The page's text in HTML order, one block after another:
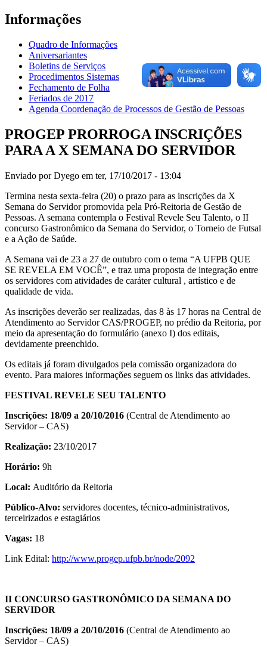
Informações
Quadro de Informações
Aniversariantes
Boletins de Serviços
Procedimentos Sistemas
Fechamento de Folha
Feriados de 2017
Agenda Coordenação de Processos de Gestão de Pessoas
PROGEP PRORROGA INSCRIÇÕES
PARA A X SEMANA DO SERVIDOR
Enviado porDyego em ter, 17/10/2017 - 13:04
Termina nesta sexta-feira (20) o prazo para as inscrições da X
Semana do Servidor promovida pela Pró-Reitoria de Gestão de
Pessoas. A semana contempla o Festival Revele Seu Talento, o II
concurso Gastronômico da Semana do Servidor, o Torneio de Futsal
e a Ação de Saúde.
A Semana vai de 23 a 27 de outubro com o tema “A UFPB QUE
SE REVELA EM VOCÊ”, e traz uma proposta de integração entre
os servidores com atividades de caráter cultural , artístico e de
qualidade de vida.
As inscrições deverão ser realizadas, das 8 às 17 horas na Central de
Atendimento ao Servidor CAS/PROGEP, no prédio da Reitoria, por
meio da apresentação do formulário (anexo I) dos editais,
devidamente preenchido.
Os editais já foram divulgados pela comissão organizadora do
evento. Para maiores informações seguem os links das atividades.
FESTIVAL REVELE SEU TALENTO
Inscrições: 18/09 a 20/10/2016 (Central de Atendimento ao
Servidor – CAS)
Realização: 23/10/2017
Horário: 9h
Local: Auditório da Reitoria
Público-Alvo: servidores docentes, técnico-administrativos,
terceirizados e estagiários
Vagas: 18
Link Edital: http://www.progep.ufpb.br/node/2092
II CONCURSO GASTRONÔMICO DA SEMANA DO
SERVIDOR
Inscrições: 18/09 a 20/10/2016 (Central de Atendimento ao
Servidor – CAS)